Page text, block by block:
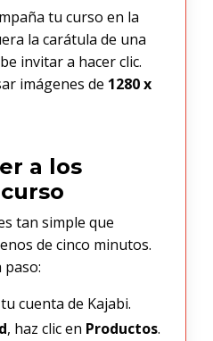
tu curso en la
la carátula de una
invitar a hacer clic.
imágenes de 1280 x
a los
tan simple que
de cinco minutos.
cuenta de Kajabi.
, haz clic en Productos.